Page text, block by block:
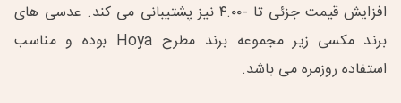
افزایش قیمت جزئی تا -۴.۰۰ نیز پشتیبانی می کند. عدسی های
برند مکسی زیر مجموعه برند مطرح Hoya بوده و مناسب
استفاده روزمره می باشد.